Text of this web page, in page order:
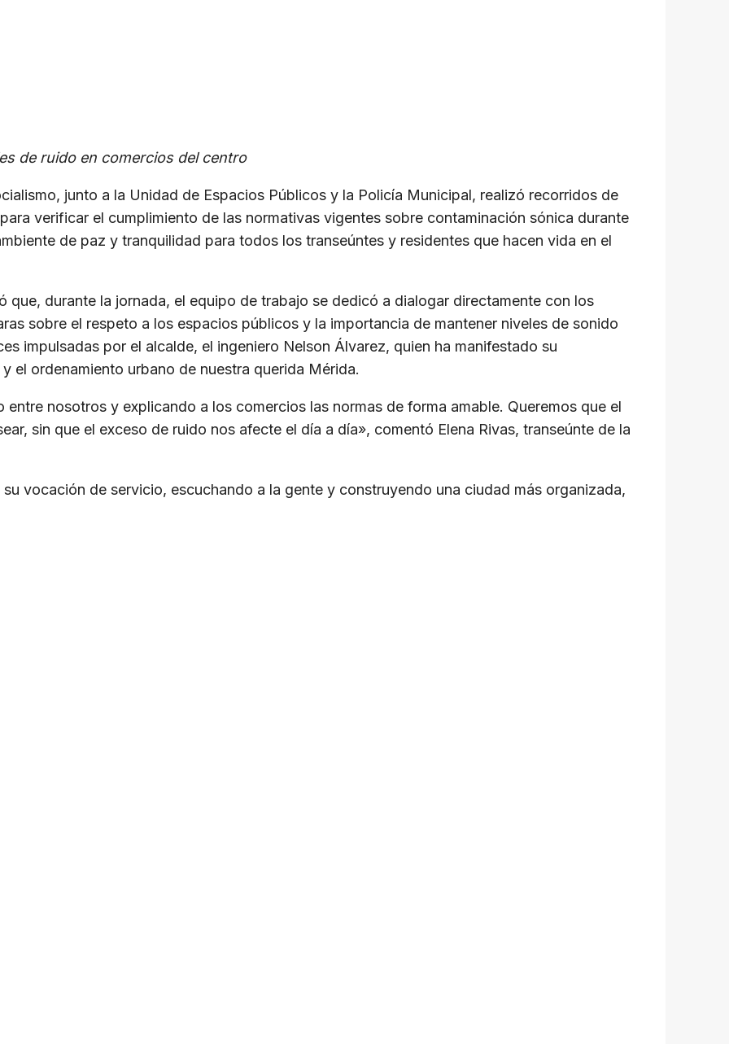
de ruido en comercios del centro
junto a la Unidad de Espacios Públicos y la Policía Municipal, realizó recorridos de
verificar el cumplimiento de las normativas vigentes sobre contaminación sónica durante
de paz y tranquilidad para todos los transeúntes y residentes que hacen vida en el
que, durante la jornada, el equipo de trabajo se dedicó a dialogar directamente con los
sobre el respeto a los espacios públicos y la importancia de mantener niveles de sonido
impulsadas por el alcalde, el ingeniero Nelson Álvarez, quien ha manifestado su
el ordenamiento urbano de nuestra querida Mérida.
nosotros y explicando a los comercios las normas de forma amable. Queremos que el
sin que el exceso de ruido nos afecte el día a día», comentó Elena Rivas, transeúnte de la
vocación de servicio, escuchando a la gente y construyendo una ciudad más organizada,